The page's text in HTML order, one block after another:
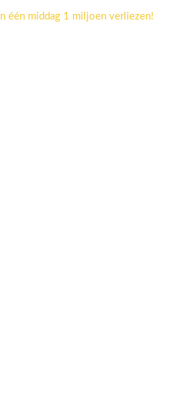
In één middag 1 miljoen verliezen!